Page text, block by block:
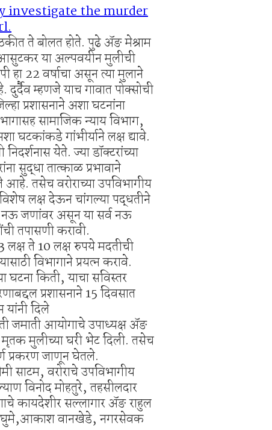
investigate the murder
ते बोलत होते. पुढे ॲङ मेश्राम
आसुटकर या अल्पवयीन मुलीची
हा 22 वर्षाचा असून त्या मुलाने
म्हणजे याच गावात पोक्सोची
प्रशासनाने अशा घटनांना
सामाजिक न्याय विभाग,
घटकांकडे गांभीर्याने लक्ष द्यावे.
येते. ज्या डॉक्टरांच्या
सुद्धा तात्काळ प्रभावाने
तसेच वरोराच्या उपविभागीय
विशेष लक्ष देऊन चांगल्या पद्धतीने
जणांवर असून या सर्व नऊ
तपासणी करावी.
लक्ष ते 10 लक्ष रुपये मदतीची
विभागाने प्रयत्न करावे.
घटना किती, याचा सविस्तर
प्रशासनाने 15 दिवसात
यांनी दिले
जमाती आयोगाचे उपाध्यक्ष ॲङ
मृतक मुलीच्या घरी भेट दिली. तसेच
प्रकरण जाणून घेतले.
साटम, वरोराचे उपविभागीय
विनोद मोहतुरे, तहसीलदार
कायदेशीर सल्लागार ॲङ राहुल
घुमे,आकाश वानखेडे, नगरसेवक